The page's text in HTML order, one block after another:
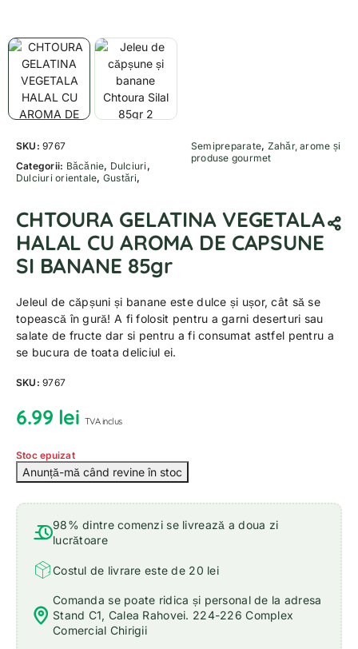
SKU:9767
Categorii: Băcănie, Dulciuri ,
Dulciuri orientale, Gustări,
Semipreparate, Zahăr, arome și
produse gourmet
CHTOURA GELATINA VEGETALA
HALAL CU AROMA DE CAPSUNE
SI BANANE 85gr
Jeleul de căpșuni și banane este dulce și ușor, cât să se
topească în gură! A fi folosit pentru a garni deserturi sau
salate de fructe dar si pentru a fi consumat astfel pentru a
se bucura de toata deliciul ei.
SKU:9767
6.99 lei TVA inclus
Stoc epuizat
98% dintre comenzi se livrează a doua zi
lucrătoare
Costul de livrare este de 20 lei
Comanda se poate ridica și personal de la adresa
Stand C1, Calea Rahovei. 224-226 Complex
Comercial Chirigii